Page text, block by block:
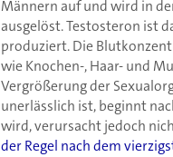
Männern auf und wird in
ausgelöst. Testosteron ist
produziert. Die
wie Knochen-, Haar- und
Vergrößerung der
unerlässlich ist, beginnt
wird, verursacht jedoch
der Regel nach dem